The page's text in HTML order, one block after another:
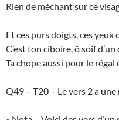
Rien de méchant sur ce
Et ces purs doigts, ces
C’est ton ciboire, ô soif
Ta chope aussi pour le régal
Q49 – T20 – Le vers 2 a une